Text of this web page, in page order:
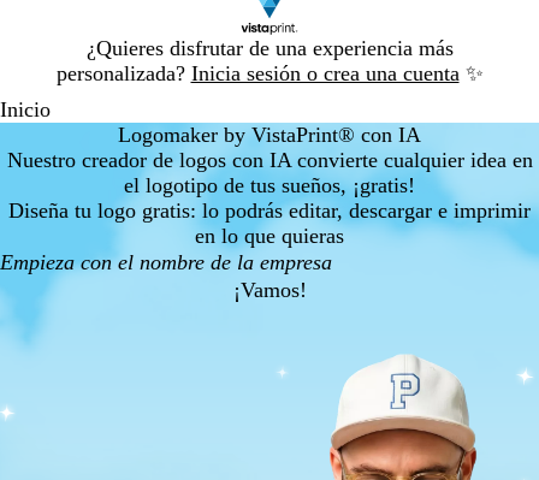
¿Quieres disfrutar de una experiencia más
personalizada? Inicia sesión o crea una cuenta ✨
1
Inicio
Logomaker by VistaPrint® con IA
Nuestro creador de logos con IA convierte cualquier idea en
el logotipo de tus sueños, ¡gratis!
Diseña tu logo gratis: lo podrás editar, descargar e imprimir
en lo que quieras
¡Vamos!